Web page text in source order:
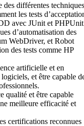
différentes techniques
les tests
avec JUnit et
d’automatisation des
WebDriver, et Robot
des tests comme HP
artificielle et en
et être capable
qualité et être capable
meilleure efficacité et
certifications reconnues